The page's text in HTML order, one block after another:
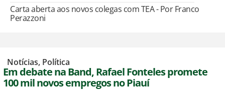
Carta aberta aos novos colegas com TEA - Por Franco
Perazzoni
Notícias, Política
Em debate na Band, Rafael Fonteles promete
100 mil novos empregos no Piauí